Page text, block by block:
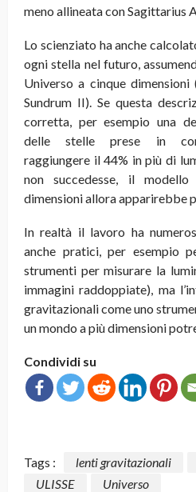
meno allineata con Sagittarius
Lo scienziato ha anche
ogni stella nel futuro,
Universo a cinque
Sundrum II). Se questa
corretta, per esempio una
delle stelle prese in
raggiungere il 44% in più di
non succedesse, il
dimensioni allora apparirebbe
In realtà il lavoro ha
anche pratici, per esempio
strumenti per misurare la
immagini raddoppiate), ma
gravitazionali come uno
un mondo a più dimensioni
Condividi su
Tags : lenti gravitazionali
ULISSE
Universo